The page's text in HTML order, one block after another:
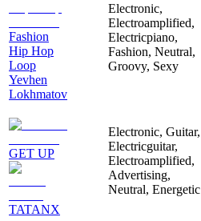
Fashion
Hip Hop
Loop
Yevhen
Lokhmatov
Electronic,
Electroamplified,
Electricpiano,
Fashion, Neutral,
Groovy, Sexy
GET UP
TATANX
Electronic, Guitar,
Electricguitar,
Electroamplified,
Advertising,
Neutral, Energetic